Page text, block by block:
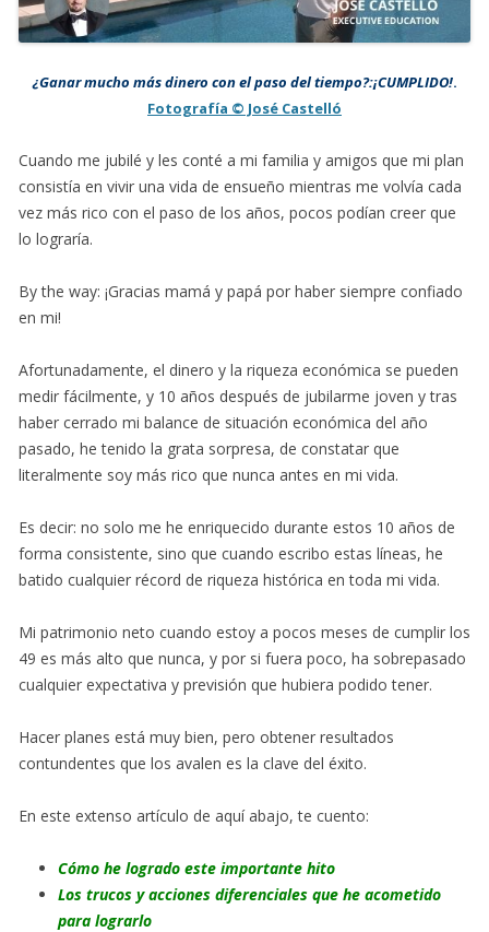
¿Ganar mucho más dinero con el paso del tiempo?:¡CUMPLIDO!.
Fotografía © José Castelló
Cuando me jubilé y les conté a mi familia y amigos que mi plan
consistía en vivir una vida de ensueño mientras me volvía cada
vez más rico con el paso de los años, pocos podían creer que
lo lograría.
By the way: ¡Gracias mamá y papá por haber siempre confiado
en mi!
Afortunadamente, el dinero y la riqueza económica se pueden
medir fácilmente, y 10 años después de jubilarme joven y tras
haber cerrado mi balance de situación económica del año
pasado, he tenido la grata sorpresa, de constatar que
literalmente soy más rico que nunca antes en mi vida.
Es decir: no solo me he enriquecido durante estos 10 años de
forma consistente, sino que cuando escribo estas líneas, he
batido cualquier récord de riqueza histórica en toda mi vida.
Mi patrimonio neto cuando estoy a pocos meses de cumplir los
49 es más alto que nunca, y por si fuera poco, ha sobrepasado
cualquier expectativa y previsión que hubiera podido tener.
Hacer planes está muy bien, pero obtener resultados
contundentes que los avalen es la clave del éxito.
En este extenso artículo de aquí abajo, te cuento:
Cómo he logrado este importante hito
Los trucos y acciones diferenciales que he acometido
para lograrlo